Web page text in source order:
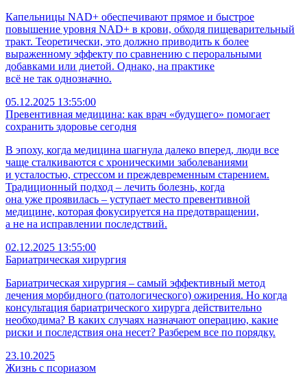
Капельницы NAD+ обеспечивают прямое и быстрое
повышение уровня NAD+ в крови, обходя пищеварительный
тракт. Теоретически, это должно приводить к более
выраженному эффекту по сравнению с пероральными
добавками или диетой. Однако, на практике
всё не так однозначно.
05.12.2025 13:55:00
Превентивная медицина: как врач «будущего» помогает
сохранить здоровье сегодня
В эпоху, когда медицина шагнула далеко вперед, люди все
чаще сталкиваются с хроническими заболеваниями
и усталостью, стрессом и преждевременным старением.
Традиционный подход – лечить болезнь, когда
она уже проявилась – уступает место превентивной
медицине, которая фокусируется на предотвращении,
а не на исправлении последствий.
02.12.2025 13:55:00
Бариатрическая хирургия
Бариатрическая хирургия – самый эффективный метод
лечения морбидного (патологического) ожирения. Но когда
консультация бариатрического хирурга действительно
необходима? В каких случаях назначают операцию, какие
риски и последствия она несет? Разберем все по порядку.
23.10.2025
Жизнь с псориазом